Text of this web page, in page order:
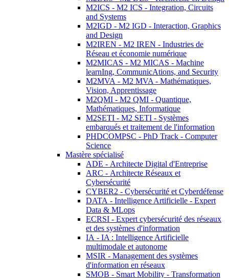
M2ICS - M2 ICS - Integration, Circuits
and Systems
M2IGD - M2 IGD - Interaction, Graphics
and Design
M2IREN - M2 IREN - Industries de
Réseau et économie numérique
M2MICAS - M2 MICAS - Machine
learnIng, CommunicAtions, and Security
M2MVA - M2 MVA - Mathématiques,
Vision, Apprentissage
M2QMI - M2 QMI - Quantique,
Mathématiques, Informatique
M2SETI - M2 SETI - Systèmes
embarqués et traitement de l'information
PHDCOMPSC - PhD Track - Computer
Science
Mastère spécialisé
ADE - Architecte Digital d'Entreprise
ARC - Architecte Réseaux et
Cybersécurité
CYBER2 - Cybersécurité et Cyberdéfense
DATA - Intelligence Artificielle - Expert
Data & MLops
ECRSI - Expert cybersécurité des réseaux
et des systèmes d'information
IA - IA : Intelligence Artificielle
multimodale et autonome
MSIR - Management des systèmes
d'information en réseaux
SMOB - Smart Mobility - Transformation